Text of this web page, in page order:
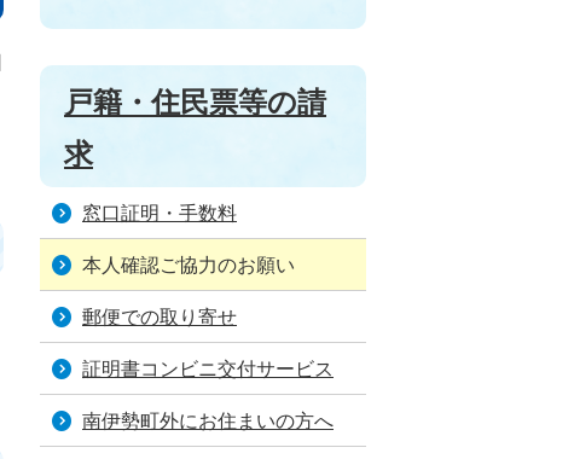
戸籍・住民票等の請
求
窓口証明・手数料
本人確認ご協力のお願い
郵便での取り寄せ
証明書コンビニ交付サービス
南伊勢町外にお住まいの方へ